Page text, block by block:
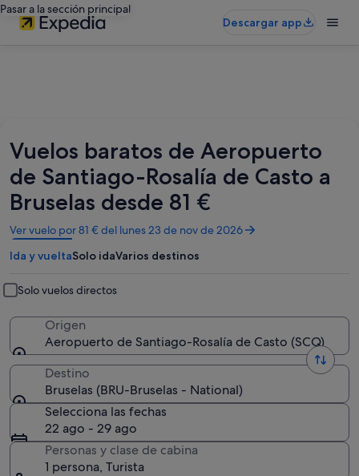
Pasar a la sección principal
Descargar app
Vuelos baratos de Aeropuerto
de Santiago-Rosalía de Casto a
Bruselas desde 81 €
Ver vuelo por 81 € del lunes 23 de nov de 2026
Se
abre
en
ventana
nueva
Ida y vueltaSolo idaVarios destinos
Solo vuelos directos
Origen
Aeropuerto de Santiago-Rosalía de Casto (SCQ)
Destino
Bruselas (BRU-Bruselas - National)
Selecciona las fechas
22 ago - 29 ago
Personas y clase de cabina
1 persona, Turista